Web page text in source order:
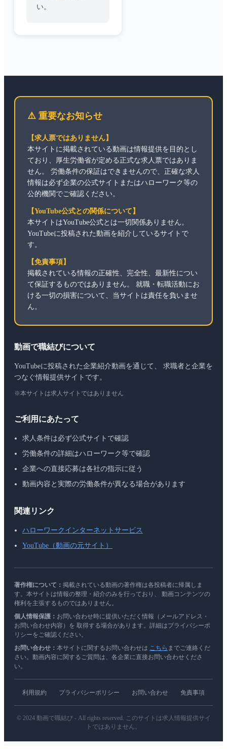
い。
⚠️ 重要なお知らせ
【求人票ではありません】
本サイトに掲載されている動画は情報提供を目的とし
ており、厚生労働省が定める正式な求人票ではありま
せん。 労働条件の保証はできませんので、正確な求人
情報は必ず企業の公式サイトまたはハローワーク等の
公的機関でご確認ください。
【YouTube公式との関係について】
本サイトはYouTube公式とは一切関係ありません。
YouTubeに投稿された動画を紹介しているサイトで
す。
【免責事項】
掲載されている情報の正確性、完全性、最新性につい
て保証するものではありません。 就職・転職活動にお
ける一切の損害について、当サイトは責任を負いませ
ん。
動画で職結びについて
YouTubeに投稿された企業紹介動画を通じて、 求職者と企業を
つなぐ情報提供サイトです。
※本サイトは求人サイトではありません
ご利用にあたって
求人条件は必ず公式サイトで確認
労働条件の詳細はハローワーク等で確認
企業への直接応募は各社の指示に従う
動画内容と実際の労働条件が異なる場合があります
関連リンク
ハローワークインターネットサービス
YouTube（動画の元サイト）
著作権について： 掲載されている動画の著作権は各投稿者に帰属しま
す。本サイトは情報の整理・紹介のみを行っており、 動画コンテンツの
権利を主張するものではありません。
個人情報保護： お問い合わせ時に提供いただく情報（メールアドレス・
お問い合わせ内容）を 取得する場合があります。詳細はプライバシーポ
リシーをご確認ください。
お問い合わせ： 本サイトに関するお問い合わせは こちら までご連絡くだ
さい。動画内容に関するご質問は、各企業に直接お問い合わせくださ
い。
利用規約 プライバシーポリシー お問い合わせ 免責事項
© 2024 動画で職結び - All rights reserved. このサイトは求人情報提供サイ
トではありません。